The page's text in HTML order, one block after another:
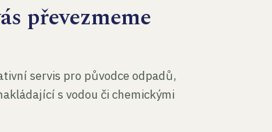
převezmeme
servis pro původce odpadů,
s vodou či chemickými